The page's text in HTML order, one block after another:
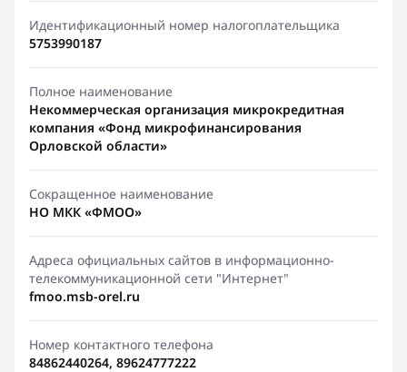
Идентификационный номер налогоплательщика
5753990187
Полное наименование
Некоммерческая организация микрокредитная
компания «Фонд микрофинансирования
Орловской области»
Сокращенное наименование
НО МКК «ФМОО»
Адреса официальных сайтов в информационно-
телекоммуникационной сети "Интернет"
fmoo.msb-orel.ru
Номер контактного телефона
84862440264, 89624777222